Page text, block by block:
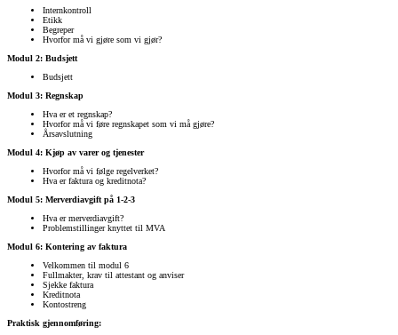
Internkontroll
Etikk
Begreper
Hvorfor må vi gjøre som vi gjør?
Modul 2: Budsjett
Budsjett
Modul 3: Regnskap
Hva er et regnskap?
Hvorfor må vi føre regnskapet som vi må gjøre?
Årsavslutning
Modul 4: Kjøp av varer og tjenester
Hvorfor må vi følge regelverket?
Hva er faktura og kreditnota?
Modul 5: Merverdiavgift på 1-2-3
Hva er merverdiavgift?
Problemstillinger knyttet til MVA
Modul 6: Kontering av faktura
Velkommen til modul 6
Fullmakter, krav til attestant og anviser
Sjekke faktura
Kreditnota
Kontostreng
Praktisk gjennomføring: